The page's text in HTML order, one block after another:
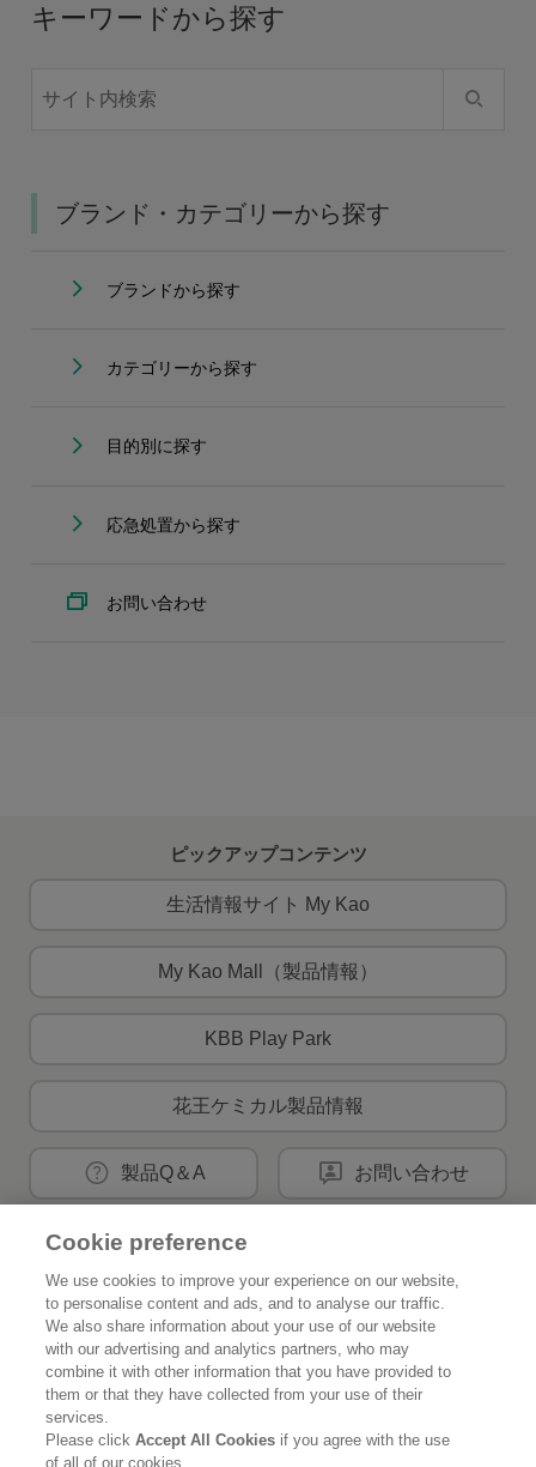
キーワードから探す
ブランド・カテゴリーから探す
ブランドから探す
カテゴリーから探す
目的別に探す
応急処置から探す
お問い合わせ
ピックアップコンテンツ
生活情報サイト My Kao
My Kao Mall（製品情報）
KBB Play Park
花王ケミカル製品情報
製品Q＆A お問い合わせ
花王公式SNSアカウント
Home 花王について
サステナビリティ
Cookie preference
We use cookies to improve your experience on our website,
to personalise content and ads, and to analyse our traffic.
We also share information about your use of our website
with our advertising and analytics partners, who may
combine it with other information that you have provided to
them or that they have collected from your use of their
services.
Please clickAccept All Cookies if you agree with the use
of all of our cookies.